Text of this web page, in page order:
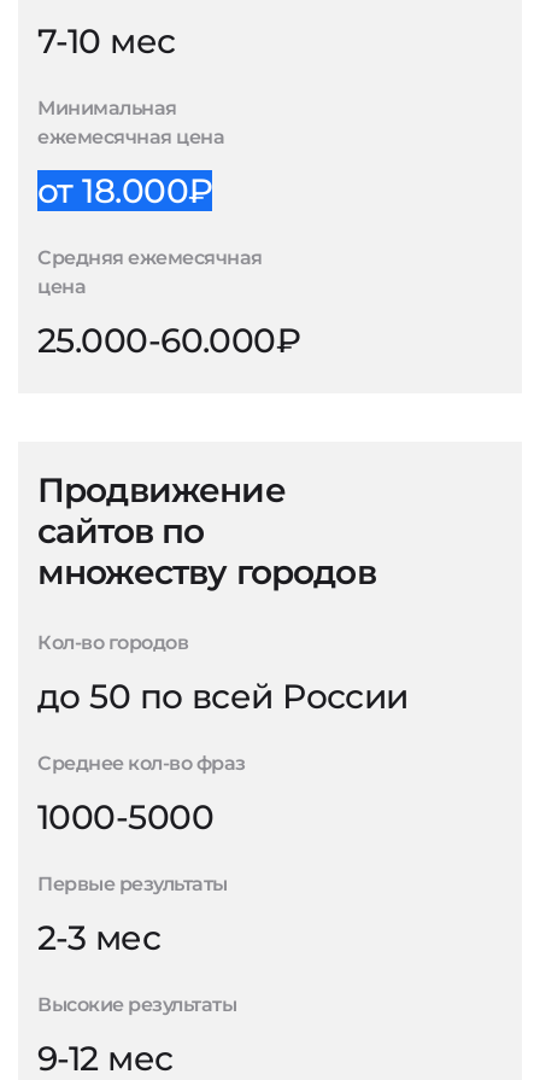
7-10 мес
Минимальная
ежемесячная цена
от 18.000₽
Средняя ежемесячная
цена
25.000-60.000₽
Продвижение
сайтов по
множеству городов
Кол-во городов
до 50 по всей России
Среднее кол-во фраз
1000-5000
Первые результаты
2-3 мес
Высокие результаты
9-12 мес